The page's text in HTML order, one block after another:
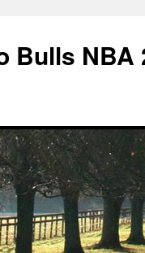
Bulls NBA